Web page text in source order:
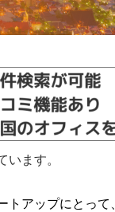
ます。
トアップにとっ